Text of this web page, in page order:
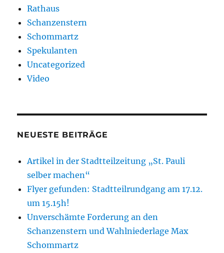
Rathaus
Schanzenstern
Schommartz
Spekulanten
Uncategorized
Video
NEUESTE BEITRÄGE
Artikel in der Stadtteilzeitung „St. Pauli
selber machen“
Flyer gefunden: Stadtteilrundgang am 17.12.
um 15.15h!
Unverschämte Forderung an den
Schanzenstern und Wahlniederlage Max
Schommartz